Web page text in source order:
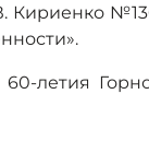
Кириенко
летия